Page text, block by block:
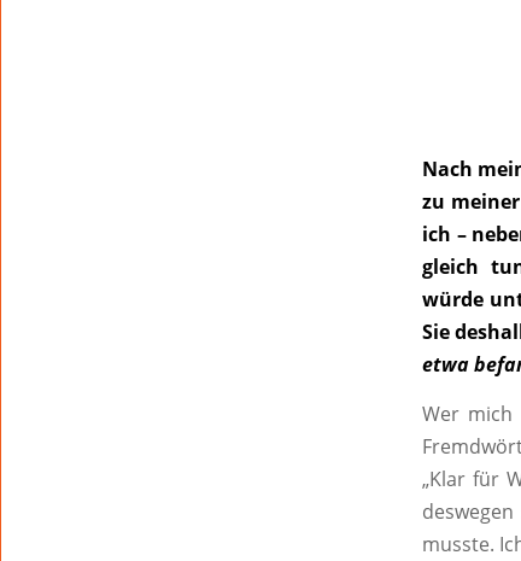
Nach
zu
ich –
gleich
würde
Sie
etwa
Wer
„Klar für
musste.